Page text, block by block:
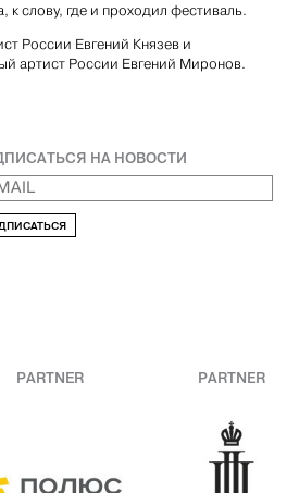
слову, где и проходил фестиваль.
России Евгений Князев и
артист России Евгений Миронов.
НА НОВОСТИ
PARTNER PARTNER